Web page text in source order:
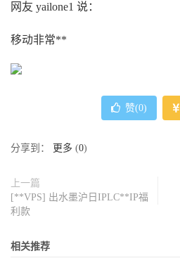
网友 yailone1 说：
移动非常**
赞(0)
分享到： 更多 (0)
上一篇
[**VPS] 出水墨沪日IPLC**IP福
利款
相关推荐